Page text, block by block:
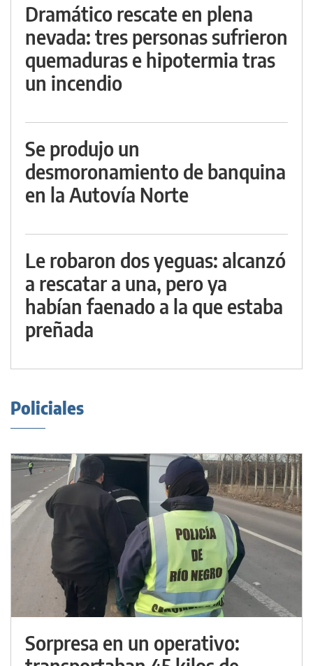
Dramático rescate en plena
nevada: tres personas sufrieron
quemaduras e hipotermia tras
un incendio
Se produjo un
desmoronamiento de banquina
en la Autovía Norte
Le robaron dos yeguas: alcanzó
a rescatar a una, pero ya
habían faenado a la que estaba
preñada
Policiales
Sorpresa en un operativo: